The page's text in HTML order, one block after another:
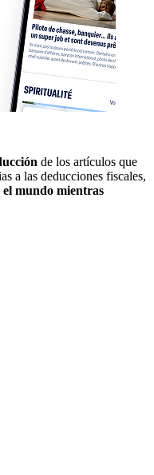
de los artículos que
a las deducciones fiscales,
mundo mientras